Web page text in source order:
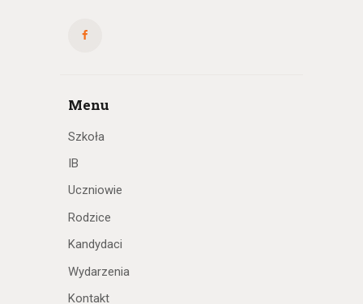
Menu
Szkoła
IB
Uczniowie
Rodzice
Kandydaci
Wydarzenia
Kontakt